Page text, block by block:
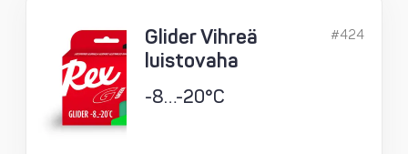
Glider Vihreä
luistovaha
-8…-20°C
#424